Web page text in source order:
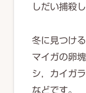
しだい捕殺
冬に見つけ
マイガの卵
シ，カイガ
などです。